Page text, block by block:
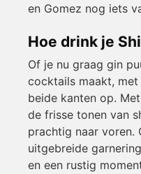
en Gomez nog iets
Hoe drink je
Of je nu graag gin
cocktails maakt,
beide kanten op.
de frisse tonen van
prachtig naar voren.
uitgebreide
en een rustig